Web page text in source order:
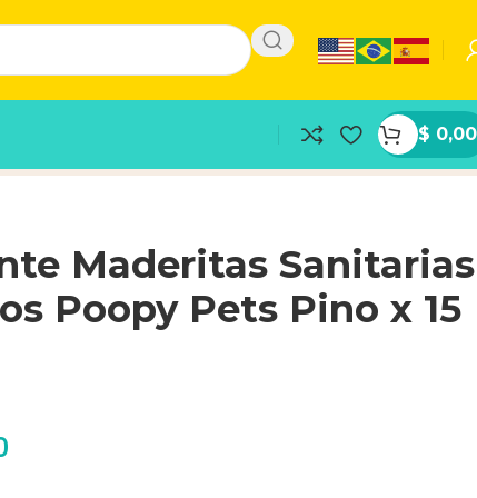
$ 0,00
Maderitas Sanitarias
Poopy Pets Pino x 15